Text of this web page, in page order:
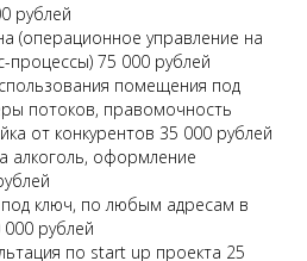
рублей
(операционное управление на
процессы) 75 000 рублей
помещения под
потоков, правомочность
от конкурентов 35 000 рублей
алкоголь, оформление
под ключ, по любым адресам в
рублей
по start up проекта 25